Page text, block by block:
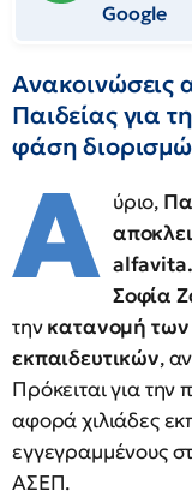
Google
Ανακοινώσεις
Παιδείας για
φάση
Α ύριο,
Σοφία
τηνκατανομή
εκπαιδευτικών,
Πρόκειται για
αφορά χιλιάδες
εγγεγραμμένους
ΑΣΕΠ.